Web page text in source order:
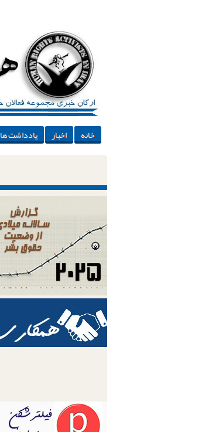
خانه اخبار یادداشت ها